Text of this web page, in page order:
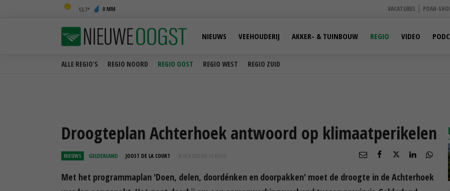
12,7 0 MM VACATURES POAH-
ALLE REGIO'S REGIO NOORD REGIO OOST REGIO WEST REGIO ZUID
NIEUWS VEEHOUDERIJ AKKER- & TUINBOUW REGIO VIDEO
Droogteplan Achterhoek antwoord op klimaatperikelen
NIEUWS GELDERLAND JOOST DE LA COURT 26 NOV 2020 OM 14:43
Met het programmaplan 'Doen, delen, doordénken en doorpakken' moet de droogte in de Achterhoek